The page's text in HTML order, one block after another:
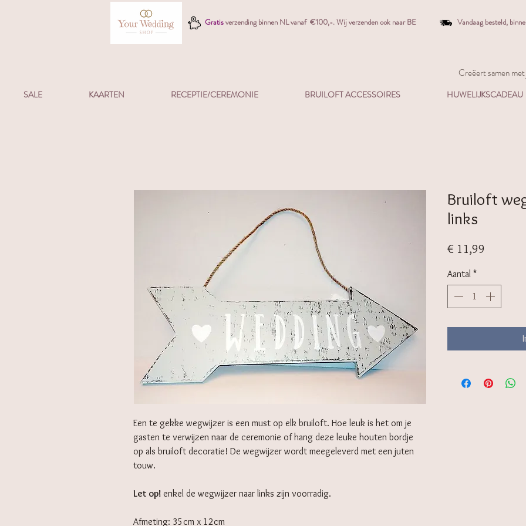
Gratisverzending binnen NL vanaf €100,-. Wij verzenden ook naar BE Vandaag besteld,
Creëert samen
SALE KAARTEN RECEPTIE/CEREMONIE BRUILOFT ACCESSOIRES HUWELIJKSCADEAU
Een te gekke wegwijzer is een must op elk bruiloft. Hoe leuk is het om je
gasten te verwijzen naar de ceremonie of hang deze leuke houten bordje
op als bruiloft decoratie! De wegwijzer wordt meegeleverd met een juten
touw.
Let op! enkel de wegwijzer naar links zijn voorradig.
Afmeting: 35cm x 12cm
Bruiloft
links
€ 11,99
Aantal *